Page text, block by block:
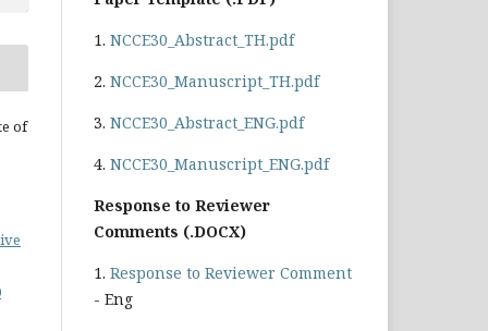
of
1. NCCE30_Abstract_TH.pdf
2. NCCE30_Manuscript_TH.pdf
3. NCCE30_Abstract_ENG.pdf
4. NCCE30_Manuscript_ENG.pdf
Response to Reviewer
Comments (.DOCX)
1. Response to Reviewer Comment
- Eng